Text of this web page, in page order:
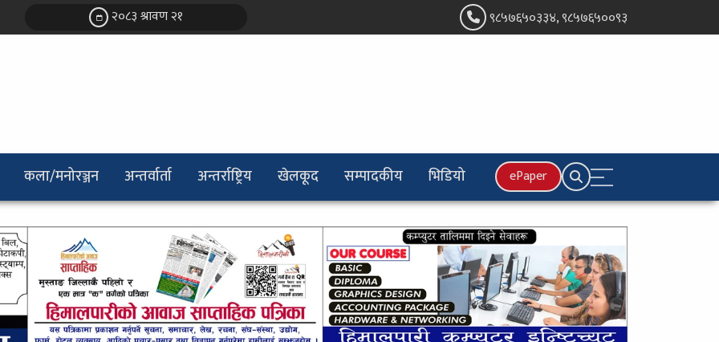
२०८३ श्रावण २१ ९८५७६५०३३४, ९८५७६५००९३
कला/मनोरञ्जन अन्तर्वार्ता अन्तर्राष्ट्रिय खेलकूद सम्पादकीय भिडियो ePaper